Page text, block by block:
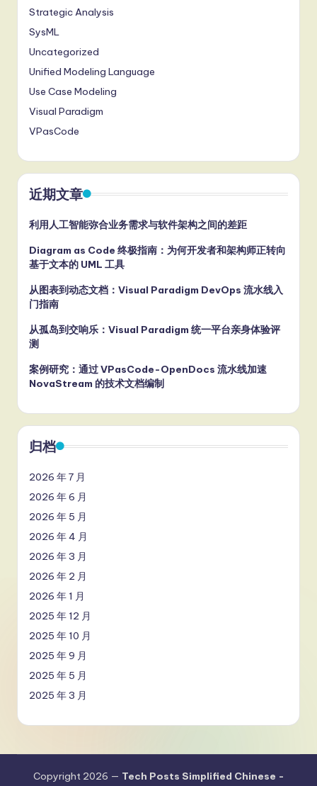
Strategic Analysis
SysML
Uncategorized
Unified Modeling Language
Use Case Modeling
Visual Paradigm
VPasCode
近期文章
利用人工智能弥合业务需求与软件架构之间的差距
Diagram as Code 终极指南：为何开发者和架构师正转向
基于文本的 UML 工具
从图表到动态文档：Visual Paradigm DevOps 流水线入
门指南
从孤岛到交响乐：Visual Paradigm 统一平台亲身体验评
测
案例研究：通过 VPasCode-OpenDocs 流水线加速
NovaStream 的技术文档编制
归档
2026 年 7 月
2026 年 6 月
2026 年 5 月
2026 年 4 月
2026 年 3 月
2026 年 2 月
2026 年 1 月
2025 年 12 月
2025 年 10 月
2025 年 9 月
2025 年 5 月
2025 年 3 月
Copyright 2026 — Tech Posts Simplified Chinese -